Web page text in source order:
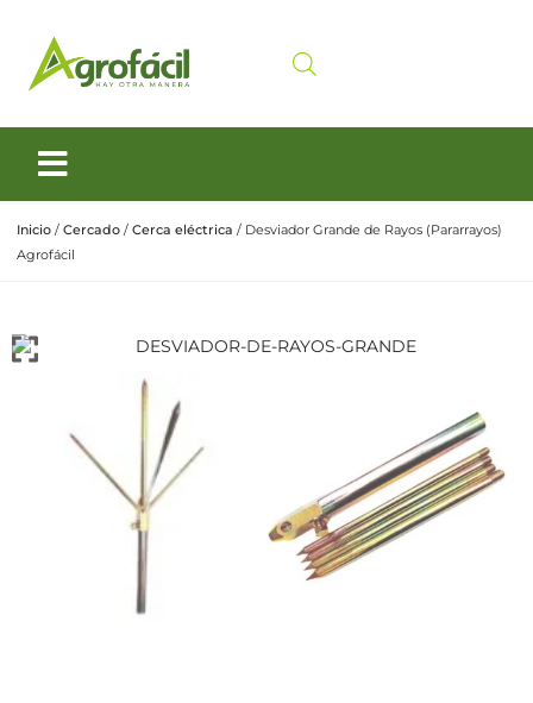
Inicio / Cercado / Cerca eléctrica / Desviador Grande de Rayos (Pararrayos)
Agrofácil